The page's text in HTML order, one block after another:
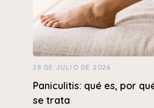
28 DE JULIO DE 2026
Paniculitis: qué es, por
se trata